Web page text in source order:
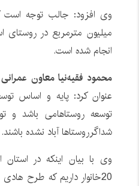
میلیون مترمربع در روستای
انجام شده است.
محمود فقیه‌نیا معاون
عنوان کرد: پایه و اساس
توسعه روستاهامی باشد و
شداگرروستاها آباد نشده باشند.
20خانوار داریم که طرح